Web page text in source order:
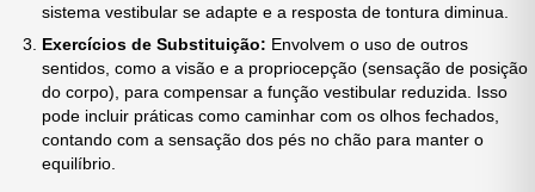
sistema vestibular se adapte e a resposta de tontura diminua.
Exercícios de Substituição: Envolvem o uso de outros
sentidos, como a visão e a propriocepção (sensação de posição
do corpo), para compensar a função vestibular reduzida. Isso
pode incluir práticas como caminhar com os olhos fechados,
contando com a sensação dos pés no chão para manter o
equilíbrio.